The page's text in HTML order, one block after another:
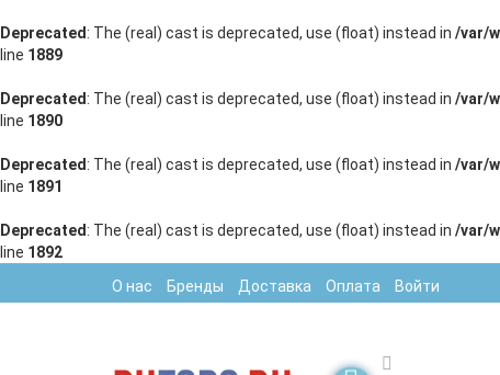
Deprecated : The (real) cast is deprecated, use (float) instead in /var/
line 1889
Deprecated : The (real) cast is deprecated, use (float) instead in /var/
line 1890
Deprecated : The (real) cast is deprecated, use (float) instead in /var/
line 1891
Deprecated : The (real) cast is deprecated, use (float) instead in /var/
line 1892
О нас
Бренды Доставка Оплата Войти